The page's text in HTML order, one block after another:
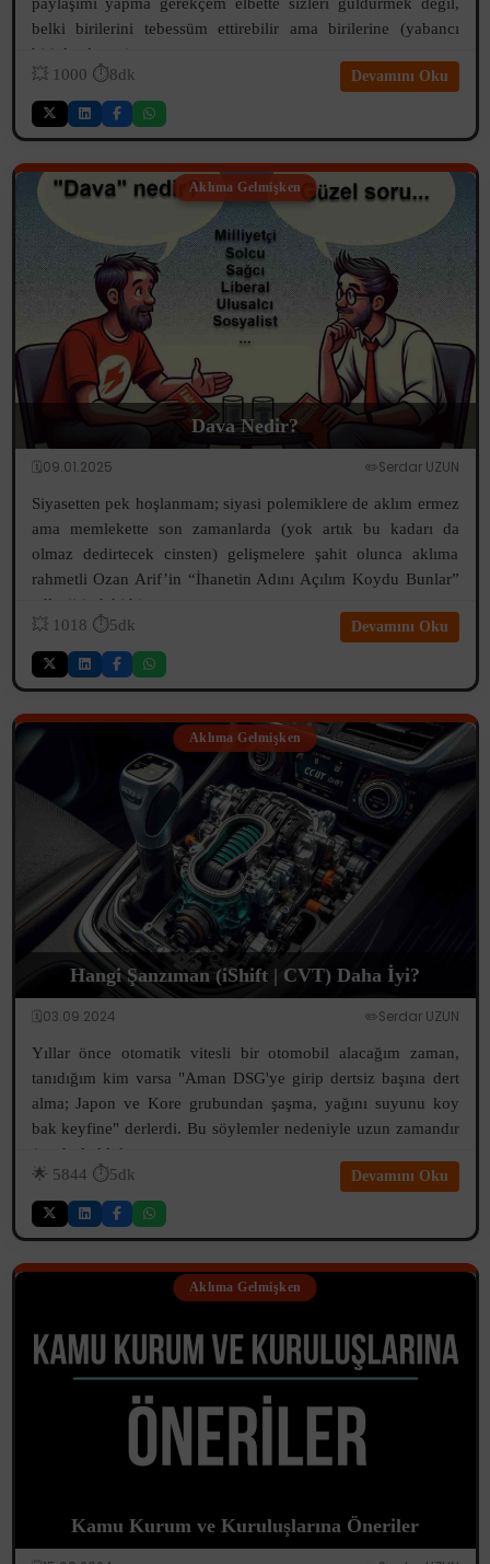
belki birilerini tebessüm ettirebilir ama birilerine (yabancı
biriyle alışveriş yapma ...
💥 1000 ⏱️8dk Devamını Oku
Aklıma Gelmişken
Dava Nedir?
🗓️09.01.2025 ✏️Serdar UZUN
Siyasetten pek hoşlanmam; siyasi polemiklere de aklım ermez
ama memlekette son zamanlarda (yok artık bu kadarı da
olmaz dedirtecek cinsten) gelişmelere şahit olunca aklıma
rahmetli Ozan Arif’in “İhanetin Adını Açılım Koydu Bunlar”
adlı şiirindeki bir...
💥 1018 ⏱️5dk Devamını Oku
Aklıma Gelmişken
Hangi Şanzıman (iShift | CVT) Daha İyi?
🗓️03.09.2024 ✏️Serdar UZUN
Yıllar önce otomatik vitesli bir otomobil alacağım zaman,
tanıdığım kim varsa "Aman DSG'ye girip dertsiz başına dert
alma; Japon ve Kore grubundan şaşma, yağını suyunu koy
bak keyfine" derlerdi. Bu söylemler nedeniyle uzun zamandır
(arada farklı kaça...
🌟 5844 ⏱️5dk Devamını Oku
Aklıma Gelmişken
Kamu Kurum ve Kuruluşlarına Öneriler